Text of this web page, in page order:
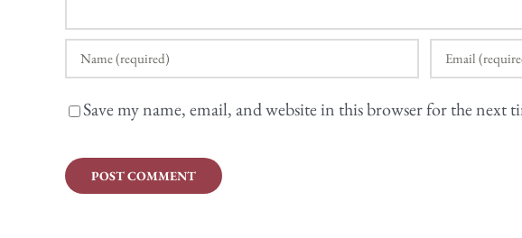
Save my name, email, and website in this browser for the next